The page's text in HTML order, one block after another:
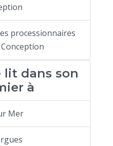
processionnaires
lit dans son
à
Mer